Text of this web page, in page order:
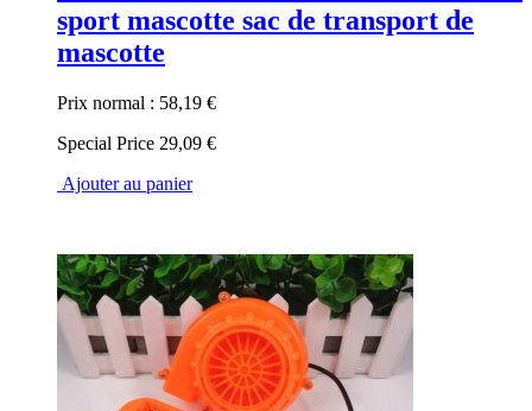
sport mascotte sac de transport de
mascotte
Prix normal : 58,19 €
Special Price 29,09 €
Ajouter au panier